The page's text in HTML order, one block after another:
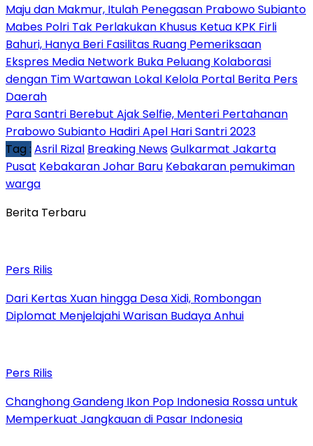
Maju dan Makmur, Itulah Penegasan Prabowo Subianto
Mabes Polri Tak Perlakukan Khusus Ketua KPK Firli
Bahuri, Hanya Beri Fasilitas Ruang Pemeriksaan
Ekspres Media Network Buka Peluang Kolaborasi
dengan Tim Wartawan Lokal Kelola Portal Berita Pers
Daerah
Para Santri Berebut Ajak Selfie, Menteri Pertahanan
Prabowo Subianto Hadiri Apel Hari Santri 2023
Tag : Asril Rizal Breaking NewsGulkarmat Jakarta
Pusat Kebakaran Johar Baru Kebakaran pemukiman
warga
Berita Terbaru
Pers Rilis
Dari Kertas Xuan hingga Desa Xidi, Rombongan
Diplomat Menjelajahi Warisan Budaya Anhui
Pers Rilis
Changhong Gandeng Ikon Pop Indonesia Rossa untuk
Memperkuat Jangkauan di Pasar Indonesia